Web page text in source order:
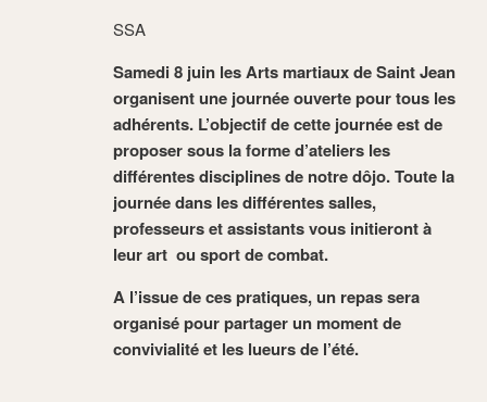
SSA
Samedi 8 juin les Arts martiaux de Saint Jean
organisent une journée ouverte pour tous les
adhérents. L’objectif de cette journée est de
proposer sous la forme d’ateliers les
différentes disciplines de notre dôjo. Toute la
journée dans les différentes salles,
professeurs et assistants vous initieront à
leur art ou sport de combat.
A l’issue de ces pratiques, un repas sera
organisé pour partager un moment de
convivialité et les lueurs de l’été.